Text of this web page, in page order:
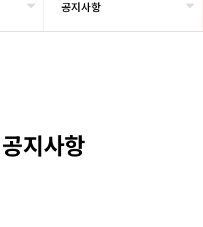
공지사항
공지사항